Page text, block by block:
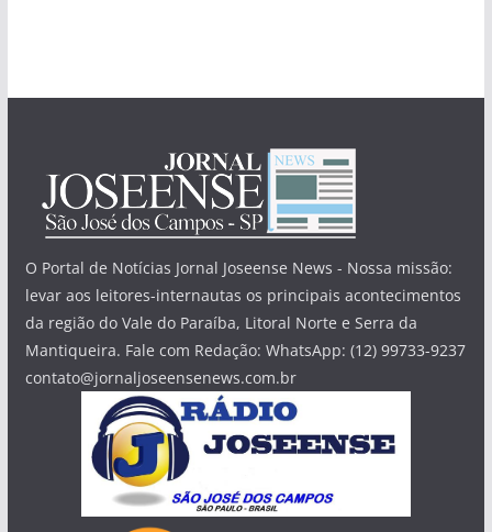
O Portal de Notícias Jornal Joseense News - Nossa missão:
levar aos leitores-internautas os principais acontecimentos
da região do Vale do Paraíba, Litoral Norte e Serra da
Mantiqueira. Fale com Redação: WhatsApp: (12) 99733-9237
contato@jornaljoseensenews.com.br